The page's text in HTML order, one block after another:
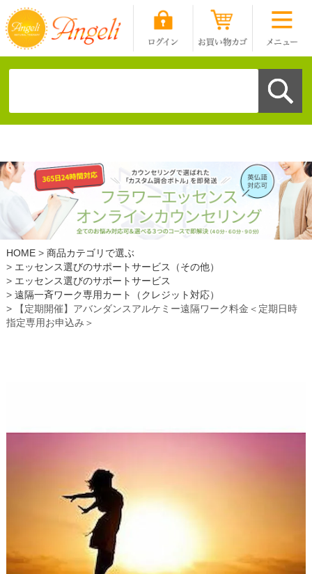
HOME
商品カテゴリで選ぶ
エッセンス選びのサポートサービス（その他）
エッセンス選びのサポートサービス
遠隔一斉ワーク専用カート（クレジット対応）
【定期開催】アバンダンスアルケミー遠隔ワーク料金＜定期日時
指定専用お申込み＞